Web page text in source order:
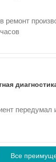
ремонт
передумал
Все